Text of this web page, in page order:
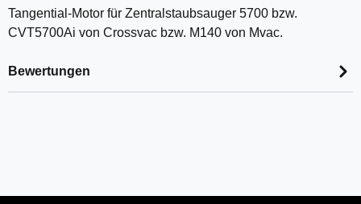
Tangential-Motor für Zentralstaubsauger 5700 bzw.
CVT5700Ai von Crossvac bzw. M140 von Mvac.
Bewertungen